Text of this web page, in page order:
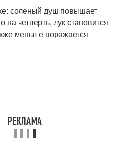
соленый душ повышает
четверть, лук становится
меньше поражается